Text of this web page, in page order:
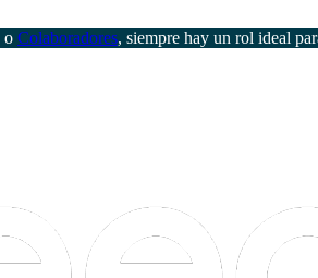
o Colaboradores, siempre hay un rol ideal